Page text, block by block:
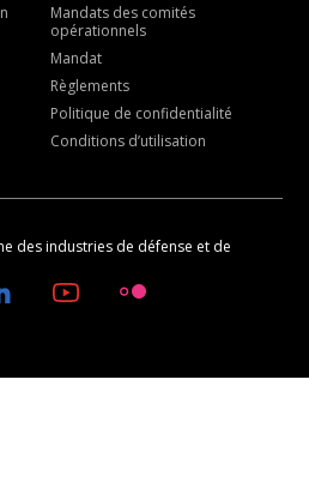
Mandats des comités
opérationnels
Mandat
Règlements
Politique de confidentialité
Conditions d’utilisation
des industries de défense et de